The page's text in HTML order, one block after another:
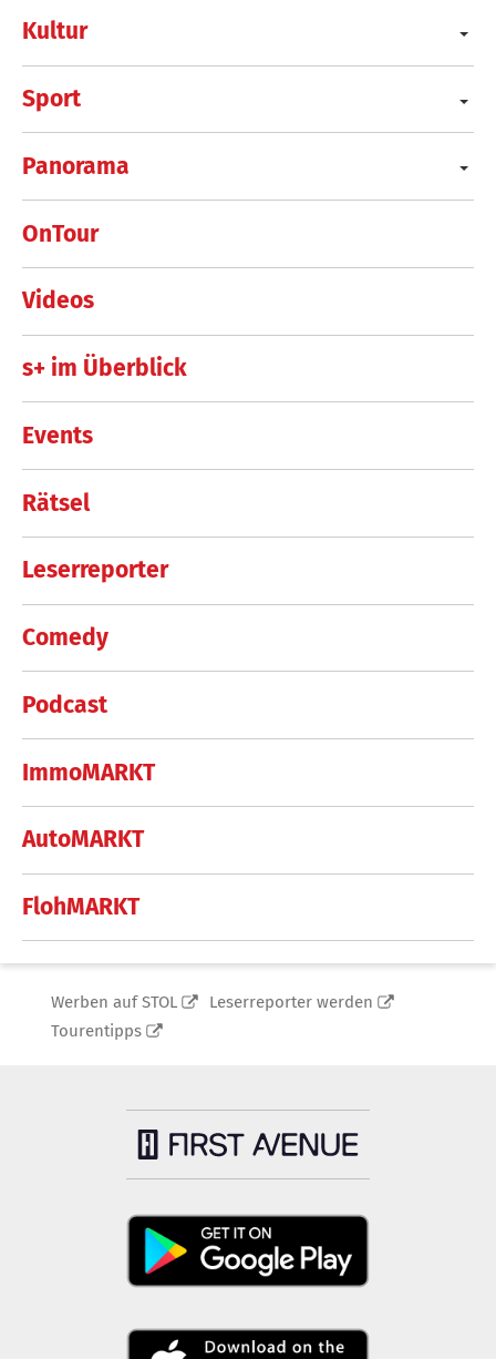
Kultur
Sport
Panorama
OnTour
Videos
s+ im Überblick
Events
Rätsel
Leserreporter
Comedy
Podcast
ImmoMARKT
AutoMARKT
FlohMARKT
Werben auf STOL
Leserreporter werden
Tourentipps